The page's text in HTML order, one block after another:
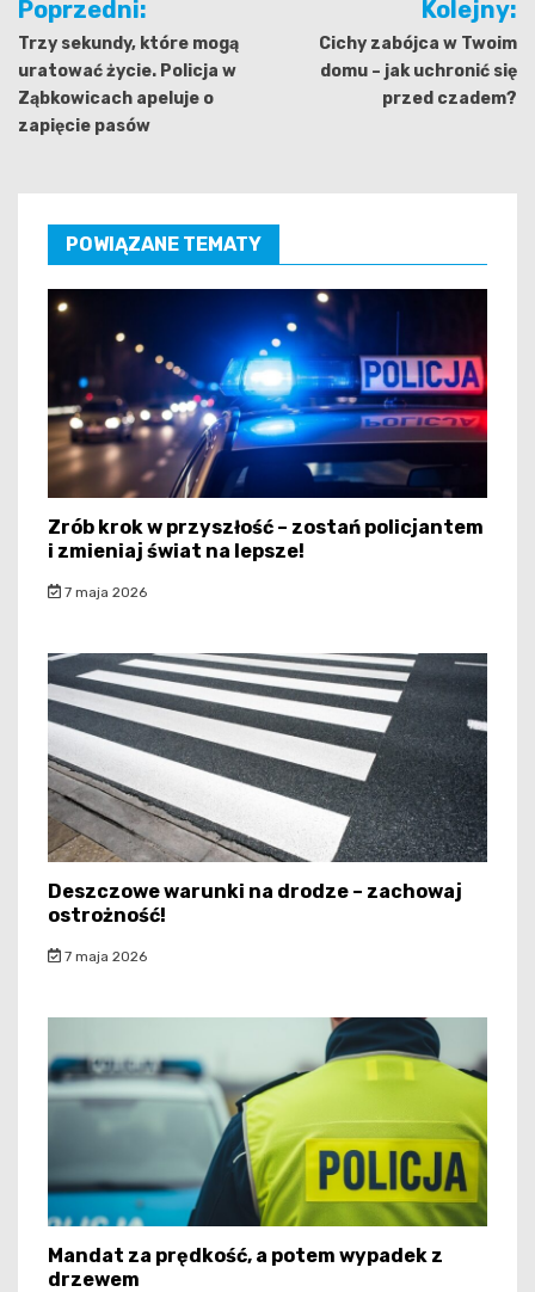
wpisu
Poprzedni:
Trzy sekundy, które mogą
uratować życie. Policja w
Ząbkowicach apeluje o
zapięcie pasów
Kolejny:
Cichy zabójca w Twoim
domu – jak uchronić się
przed czadem?
POWIĄZANE TEMATY
Zrób krok w przyszłość – zostań policjantem
i zmieniaj świat na lepsze!
7 maja 2026
Deszczowe warunki na drodze – zachowaj
ostrożność!
7 maja 2026
Mandat za prędkość, a potem wypadek z
drzewem